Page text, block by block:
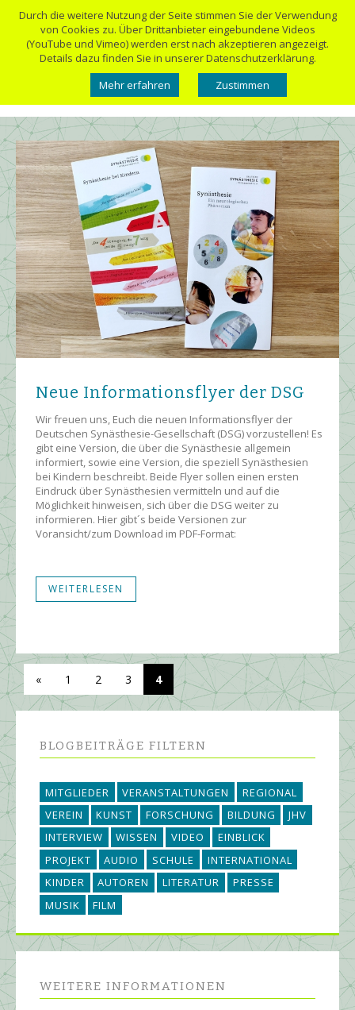
Neue Informationsflyer der DSG
Wir freuen uns, Euch die neuen Informationsflyer der
Deutschen Synästhesie-Gesellschaft (DSG) vorzustellen! Es
gibt eine Version, die über die Synästhesie allgemein
informiert, sowie eine Version, die speziell Synästhesien
bei Kindern beschreibt. Beide Flyer sollen einen ersten
Eindruck über Synästhesien vermitteln und auf die
Möglichkeit hinweisen, sich über die DSG weiter zu
informieren. Hier gibt´s beide Versionen zur
Voransicht/zum Download im PDF-Format:
WEITERLESEN
« 1 2 3 4
BLOGBEITRÄGE FILTERN
MITGLIEDER VERANSTALTUNGEN
REGIONAL
VEREIN
KUNST FORSCHUNG BILDUNG
JHV
INTERVIEW
WISSEN VIDEO
EINBLICK
PROJEKT
AUDIO SCHULE
INTERNATIONAL
KINDER
AUTOREN LITERATUR
PRESSE
MUSIK
FILM
WEITERE INFORMATIONEN
Durch die weitere Nutzung der Seite stimmen Sie der Verwendung
von Cookies zu. Über Drittanbieter eingebundene Videos
(YouTube und Vimeo) werden erst nach akzeptieren angezeigt.
Details dazu finden Sie in unserer Datenschutzerklärung.
Mehr erfahren
Zustimmen